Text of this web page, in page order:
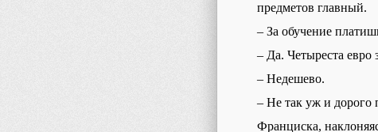
предметов главный.
– За обучение
– Да. Четыреста евро
– Недешево.
– Не так уж и дорого
Франциска,